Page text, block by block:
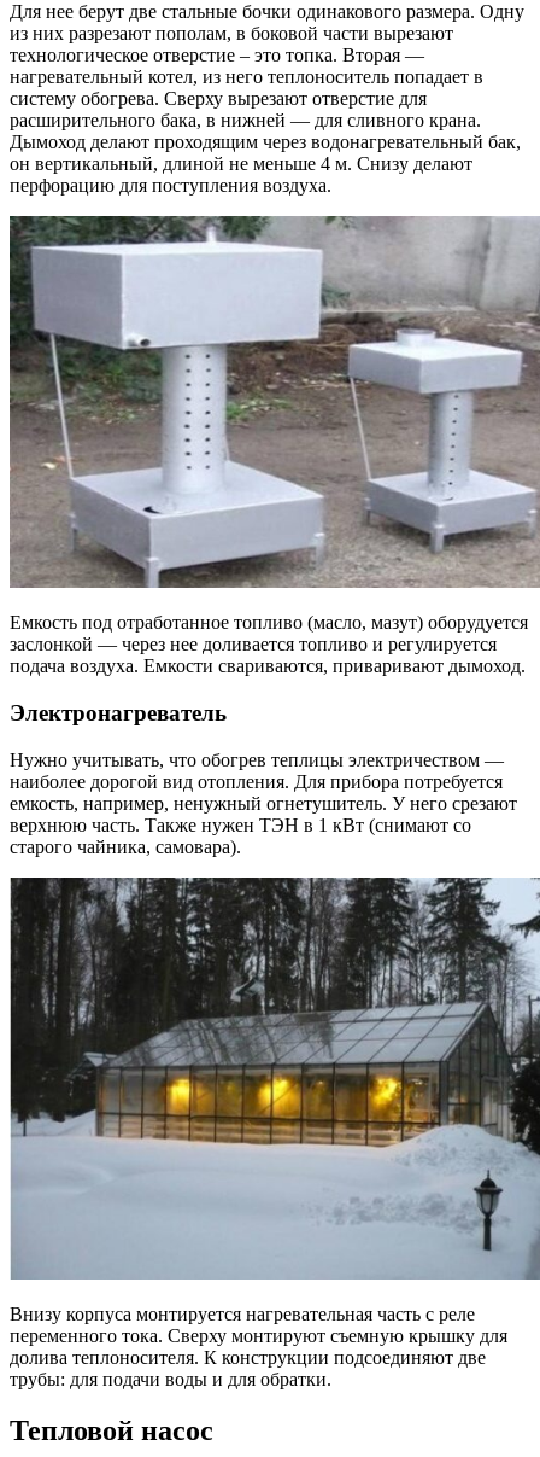
Для нее берут две стальные бочки одинакового размера. Одну
из них разрезают пополам, в боковой части вырезают
технологическое отверстие – это топка. Вторая —
нагревательный котел, из него теплоноситель попадает в
систему обогрева. Сверху вырезают отверстие для
расширительного бака, в нижней — для сливного крана.
Дымоход делают проходящим через водонагревательный бак,
он вертикальный, длиной не меньше 4 м. Снизу делают
перфорацию для поступления воздуха.
Емкость под отработанное топливо (масло, мазут) оборудуется
заслонкой — через нее доливается топливо и регулируется
подача воздуха. Емкости свариваются, приваривают дымоход.
Электронагреватель
Нужно учитывать, что обогрев теплицы электричеством —
наиболее дорогой вид отопления. Для прибора потребуется
емкость, например, ненужный огнетушитель. У него срезают
верхнюю часть. Также нужен ТЭН в 1 кВт (снимают со
старого чайника, самовара).
Внизу корпуса монтируется нагревательная часть с реле
переменного тока. Сверху монтируют съемную крышку для
долива теплоносителя. К конструкции подсоединяют две
трубы: для подачи воды и для обратки.
Тепловой насос